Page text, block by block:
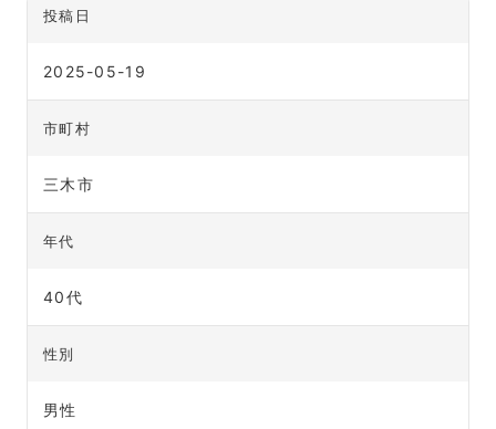
投稿日
2025-05-19
市町村
三木市
年代
40代
性別
男性